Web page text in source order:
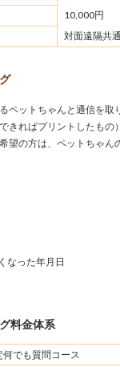
10,000円
対面遠隔共通
ペットちゃんと通信を取
きればプリントしたもの
望の方は、ペットちゃん
なった年月日
料金体系
何でも質問コース